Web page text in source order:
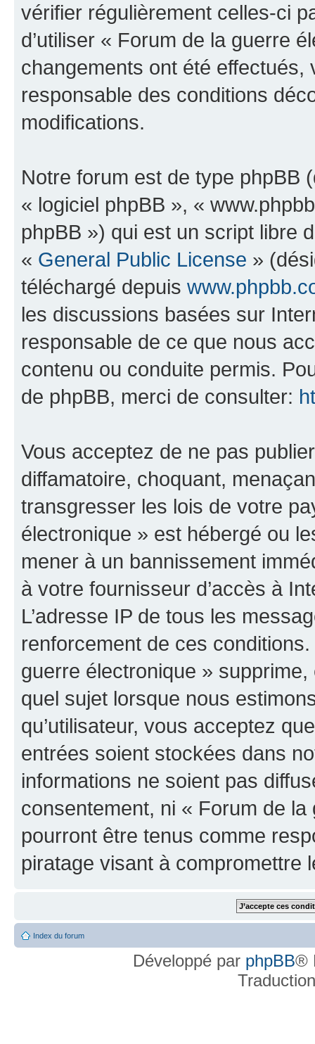
vérifier régulièrement celles-ci
d’utiliser « Forum de la guerre
changements ont été effectués,
responsable des conditions
modifications.
Notre forum est de type phpBB
« logiciel phpBB », «
phpBB ») qui est un script libre
« General Public License »
téléchargé depuis
les discussions basées sur
responsable de ce que nous
contenu ou conduite permis.
de phpBB, merci de consulter:
Vous acceptez de ne pas
diffamatoire, choquant,
transgresser les lois de votre
électronique » est hébergé ou
mener à un bannissement
à votre fournisseur d’accès à
L’adresse IP de tous les
renforcement de ces
guerre électronique »
quel sujet lorsque nous
qu’utilisateur, vous acceptez
entrées soient stockées dans
informations ne soient pas
consentement, ni « Forum de
pourront être tenus comme
piratage visant à compromettre
Index du forum
Développé par phpBB®